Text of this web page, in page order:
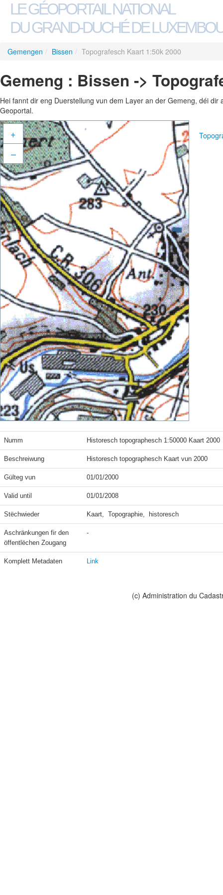
LE GÉOPORTAIL NATIONAL
DU GRAND-DUCHÉ DE
Gemengen / Bissen / Topografesch Kaart 1:50k 2000
Gemeng : Bissen ->
Hei fannt dir eng Duerstellung vun dem Layer an der Gemeng, déi
Geoportal.
+
–
Numm Historesch topographesch 1:50000 Kaart 2000
Beschreiwung Historesch topographesch Kaart vun 2000
Gülteg vun 01/01/2000
Valid until 01/01/2008
Stëchwieder Kaart,  Topographie,  historesch
Aschränkungen fir den
öffentlëchen Zougang
-
Komplett Metadaten Link
(c) Administration du